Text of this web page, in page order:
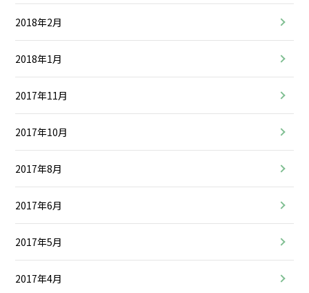
2018年2月
2018年1月
2017年11月
2017年10月
2017年8月
2017年6月
2017年5月
2017年4月